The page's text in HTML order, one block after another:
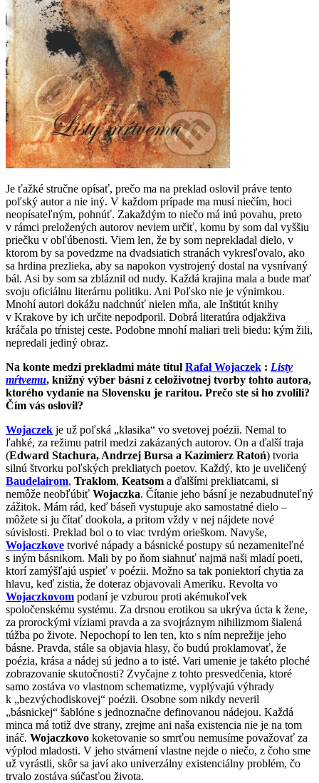
Je ťažké stručne opísať, prečo ma na preklad oslovil práve tento
poľský autor a nie iný. V každom prípade ma musí niečím, hoci
neopísateľným, pohnúť. Zakaždým to niečo má inú povahu, preto
v rámci preložených autorov neviem určiť, komu by som dal vyššiu
priečku v obľúbenosti. Viem len, že by som neprekladal dielo, v
ktorom by sa povedzme na dvadsiatich stranách vykresľovalo, ako
sa hrdina prezlieka, aby sa napokon vystrojený dostal na vysnívaný
bál. Asi by som sa zbláznil od nudy. Každá krajina mala a bude mať
svoju oficiálnu literárnu politiku. Ani Poľsko nie je výnimkou.
Mnohí autori dokážu nadchnúť nielen mňa, ale Inštitút knihy
v Krakove by ich určite nepodporil. Dobrá literatúra odjakživa
kráčala po tŕnistej ceste. Podobne mnohí maliari treli biedu: kým žili,
nepredali jediný obraz.
Na konte medzi prekladmi máte titul Rafał Wojaczek : Listy
mŕtvemu, knižný výber básní z celoživotnej tvorby tohto autora,
ktorého vydanie na Slovensku je raritou. Prečo ste si ho zvolili?
Čím vás oslovil?
Wojaczek je už poľská „klasika“ vo svetovej poézii. Nemal to
ľahké, za režimu patril medzi zakázaných autorov. On a ďalší traja
(Edward Stachura, Andrzej Bursa a Kazimierz Ratoń) tvoria
silnú štvorku poľských prekliatych poetov. Každý, kto je uveličený
Baudelairom, Traklom, Keatsom a ďalšími prekliatcami, si
nemôže neobľúbiť Wojaczka. Čítanie jeho básní je nezabudnuteľný
zážitok. Mám rád, keď báseň vystupuje ako samostatné dielo –
môžete si ju čítať dookola, a pritom vždy v nej nájdete nové
súvislosti. Preklad bol o to viac tvrdým orieškom. Navyše,
Wojaczkove tvorivé nápady a básnické postupy sú nezameniteľné
s iným básnikom. Mali by po ňom siahnuť najmä naši mladí poeti,
ktorí zamýšľajú uspieť v poézii. Možno sa tak poniektorí chytia za
hlavu, keď zistia, že doteraz objavovali Ameriku. Revolta vo
Wojaczkovom podaní je vzburou proti akémukoľvek
spoločenskému systému. Za drsnou erotikou sa ukrýva úcta k žene,
za prorockými víziami pravda a za svojráznym nihilizmom šialená
túžba po živote. Nepochopí to len ten, kto s ním neprežije jeho
básne. Pravda, stále sa objavia hlasy, čo budú proklamovať, že
poézia, krása a nádej sú jedno a to isté. Vari umenie je takéto ploché
zobrazovanie skutočnosti? Zvyčajne z tohto presvedčenia, ktoré
samo zostáva vo vlastnom schematizme, vyplývajú výhrady
k „bezvýchodiskovej“ poézii. Osobne som nikdy neveril
„básnickej“ šablóne s jednoznačne definovanou nádejou. Každá
minca má totiž dve strany, zrejme ani naša existencia nie je na tom
ináč. Wojaczkovo koketovanie so smrťou nemusíme považovať za
výplod mladosti. V jeho stvárnení vlastne nejde o niečo, z čoho sme
už vyrástli, skôr sa javí ako univerzálny existenciálny problém, čo
trvalo zostáva súčasťou života.